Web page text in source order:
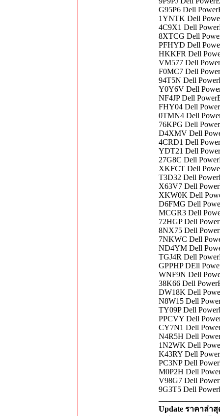
G95P6 Dell
1YNTK Dell
4C9X1 Dell
8XTCG Dell
PFHYD Dell
HKKFR Dell
VM577 Dell
F0MC7 Dell
94T5N Dell
Y0Y6V Dell
NF4JP Dell
FHY04 Dell
0TMN4 Dell
76KPG Dell
D4XMV Dell
4CRD1 Dell
YDT21 Dell
27G8C Dell
XKFCT Dell
T3D32 Dell
X63V7 Dell
XKW0K Dell
D6FMG Dell
MCGR3 Dell
72HGP Dell
8NX75 Dell
7NKWC Dell
ND4YM Dell
TGJ4R Dell
GPPHP DEll
WNF9N Dell
38K66 Dell
DW18K Dell
N8W15 Dell
TY09P Dell
PPCVY Dell
CY7N1 Dell
N4R5H Dell
1N2WK Dell
K43RY Dell
PC3NP Dell
M0P2H Dell
V98G7 Dell
9G3T5 Dell
Update ราคาล่า